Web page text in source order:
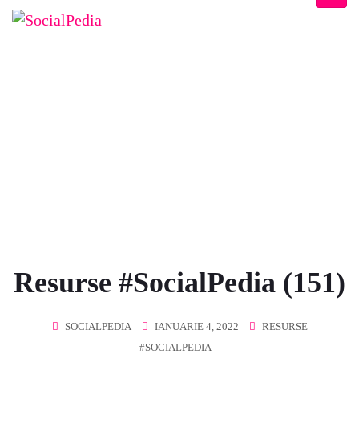
Resurse #SocialPedia (151)
SOCIALPEDIA IANUARIE 4, 2022
RESURSE
#SOCIALPEDIA